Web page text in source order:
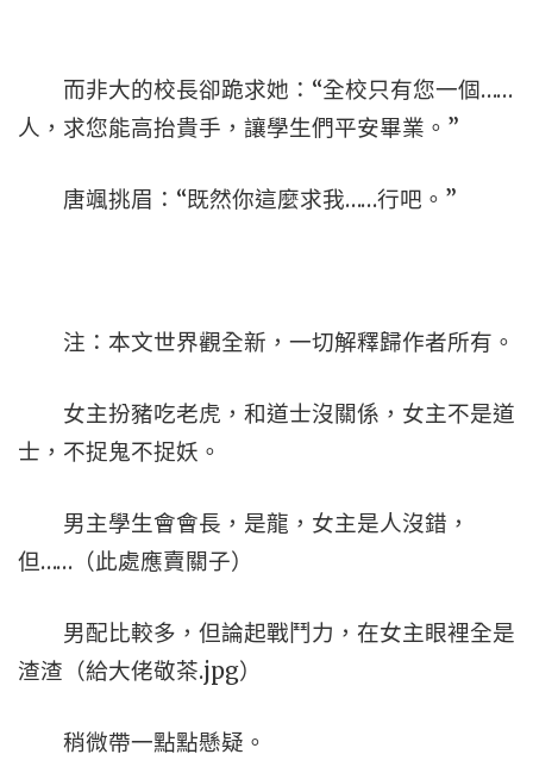
而非大的校長卻跪求她：“全校只有您一個……
人，求您能高抬貴手，讓學生們平安畢業。”
唐颯挑眉：“既然你這麼求我……行吧。”
注：本文世界觀全新，一切解釋歸作者所有。
女主扮豬吃老虎，和道士沒關係，女主不是道
士，不捉鬼不捉妖。
男主學生會會長，是龍，女主是人沒錯，
但……（此處應賣關子）
男配比較多，但論起戰鬥力，在女主眼裡全是
渣渣（給大佬敬茶.jpg）
稍微帶一點點懸疑。